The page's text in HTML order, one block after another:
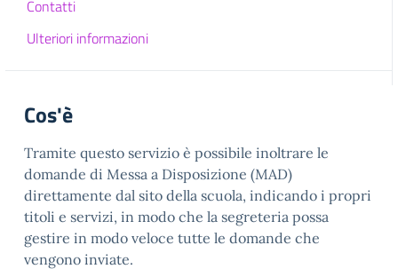
Contatti
Ulteriori informazioni
Cos'è
Tramite questo servizio è possibile inoltrare le
domande di Messa a Disposizione (MAD)
direttamente dal sito della scuola, indicando i propri
titoli e servizi, in modo che la segreteria possa
gestire in modo veloce tutte le domande che
vengono inviate.